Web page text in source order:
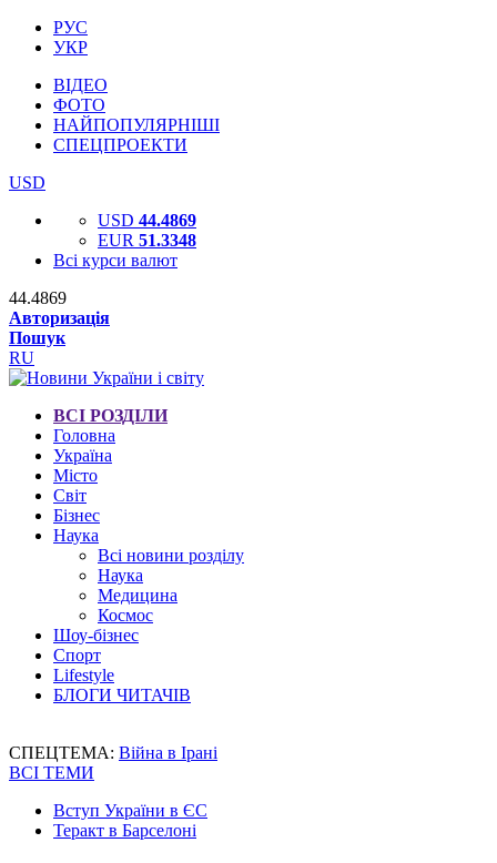
РУС
УКР
ВІДЕО
ФОТО
НАЙПОПУЛЯРНІШІ
СПЕЦПРОЕКТИ
USD
USD 44.4869
EUR 51.3348
Всі курси валют
44.4869
Авторизація
Пошук
RU
ВСІ РОЗДІЛИ
Головна
Україна
Місто
Світ
Бізнес
Наука
Всі новини розділу
Наука
Медицина
Космос
Шоу-бізнес
Спорт
Lifestyle
БЛОГИ ЧИТАЧІВ
СПЕЦТЕМА: Війна в Ірані
ВСІ ТЕМИ
Вступ України в ЄС
Теракт в Барселоні